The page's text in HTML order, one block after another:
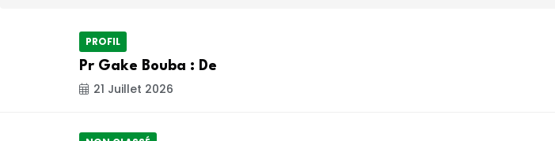
PROFIL
Pr Gake Bouba : De
21 Juillet 2026